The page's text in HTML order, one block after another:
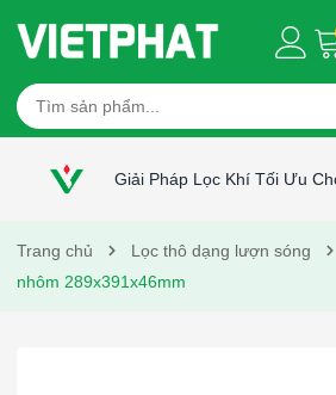
Giải Pháp Lọc Khí Tối Ưu
Trang chủ Lọc thô dạng lượn sóng
nhôm 289x391x46mm